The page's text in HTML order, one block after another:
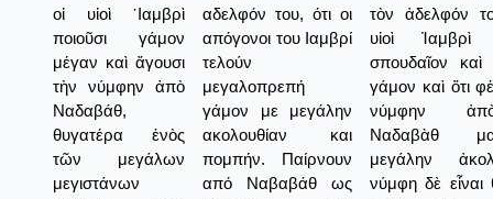
οἱ υἱοὶ ᾿Ιαμβρὶ
ποιοῦσι γάμον
μέγαν καὶ ἄγουσι
τὴν νύμφην ἀπὸ
Ναδαβάθ,
θυγατέρα ἑνὸς
τῶν μεγάλων
μεγιστάνων
αδελφόν του, ότι οι
απόγονοι του Ιαμβρί
τελούν
μεγαλοπρεπή
γάμον με μεγάλην
ακολουθίαν και
πομπήν. Παίρνουν
από Ναβαβάθ ως
τὸν ἀδελφόν
υἱοὶ Ἰαμβρὶ
σπουδαῖον καὶ
γάμον καὶ ὅτι
νύμφην
Ναδαβὰθ
μεγάλην
νύμφη δὲ εἶναι